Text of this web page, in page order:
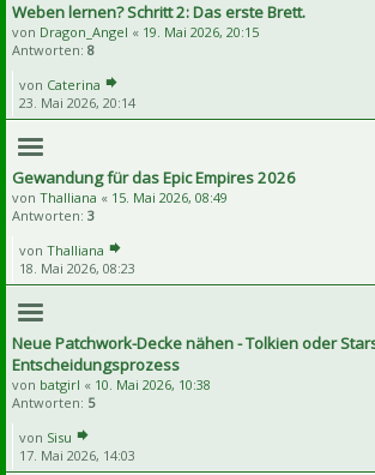
Weben lernen? Schritt 2: Das erste Brett.
von Dragon_Angel « 19. Mai 2026, 20:15
Antworten: 8
von Caterina
23. Mai 2026, 20:14
Gewandung für das Epic Empires 2026
von Thalliana « 15. Mai 2026, 08:49
Antworten: 3
von Thalliana
18. Mai 2026, 08:23
Neue Patchwork-Decke nähen - Tolkien oder
Entscheidungsprozess
von batgirl « 10. Mai 2026, 10:38
Antworten: 5
von Sisu
17. Mai 2026, 14:03